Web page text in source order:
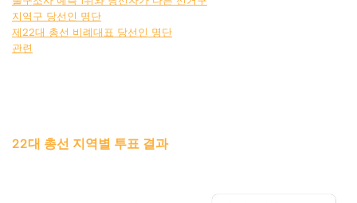
지역구 당선인 명단
제22대 총선 비례대표 당선인 명단
관련
22대 총선 지역별 투표 결과